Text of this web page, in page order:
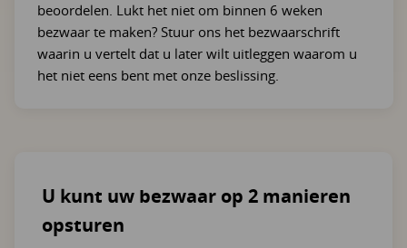
beoordelen. Lukt het niet om binnen 6 weken
bezwaar te maken? Stuur ons het bezwaarschrift
waarin u vertelt dat u later wilt uitleggen waarom u
het niet eens bent met onze beslissing.
U kunt uw bezwaar op 2 manieren
opsturen